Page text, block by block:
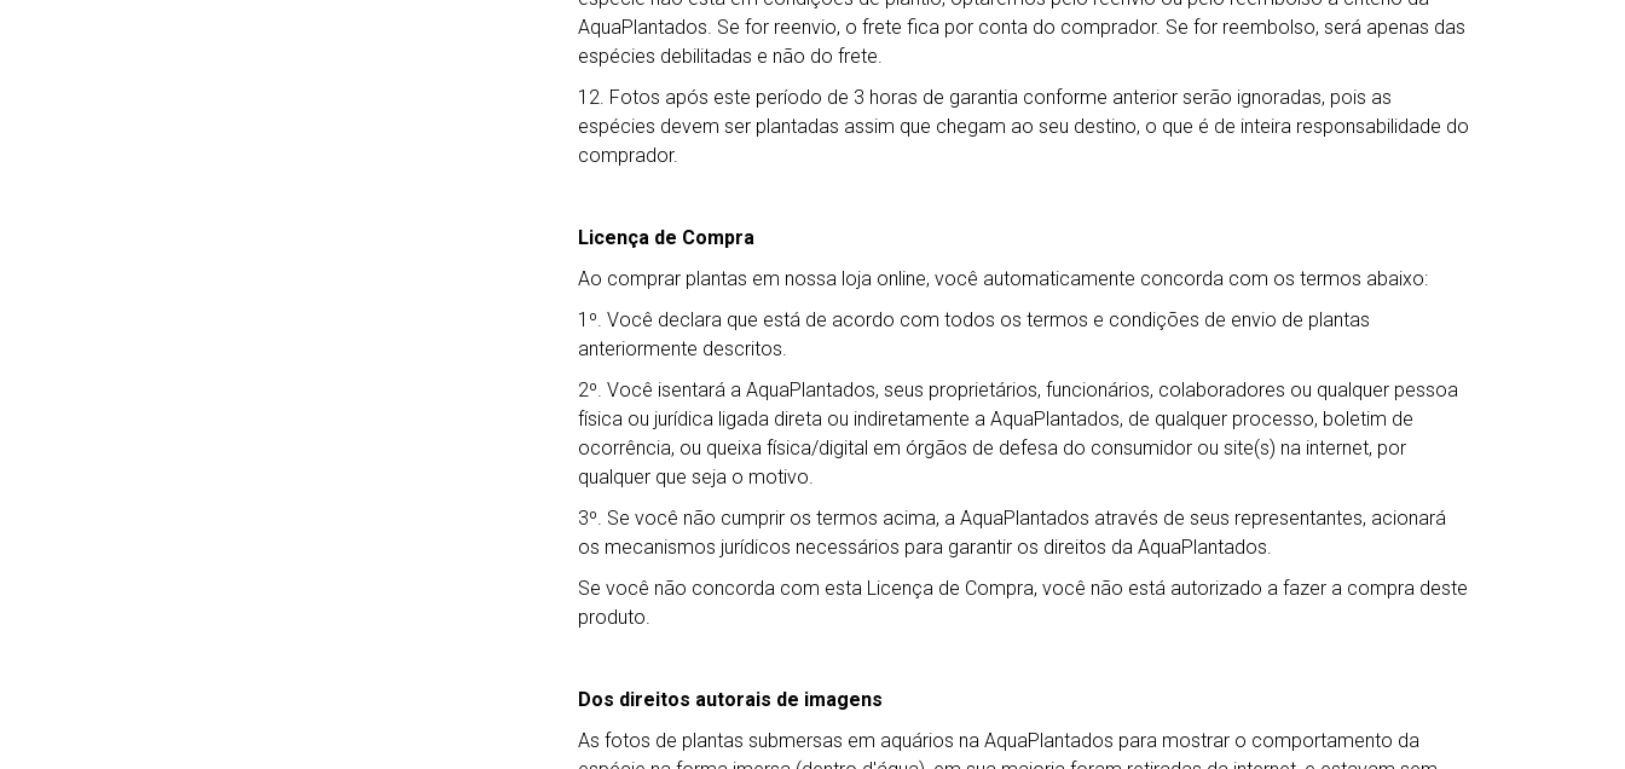
AquaPlantados. Se for reenvio, o frete fica por conta do comprador. Se for reembolso, será apenas das
espécies debilitadas e não do frete.
12. Fotos após este período de 3 horas de garantia conforme anterior serão ignoradas, pois as
espécies devem ser plantadas assim que chegam ao seu destino, o que é de inteira responsabilidade do
comprador.
Licença de Compra
Ao comprar plantas em nossa loja online, você automaticamente concorda com os termos abaixo:
1º. Você declara que está de acordo com todos os termos e condições de envio de plantas
anteriormente descritos.
2º. Você isentará a AquaPlantados, seus proprietários, funcionários, colaboradores ou qualquer pessoa
física ou jurídica ligada direta ou indiretamente a AquaPlantados, de qualquer processo, boletim de
ocorrência, ou queixa física/digital em órgãos de defesa do consumidor ou site(s) na internet, por
qualquer que seja o motivo.
3º. Se você não cumprir os termos acima, a AquaPlantados através de seus representantes, acionará
os mecanismos jurídicos necessários para garantir os direitos da AquaPlantados.
Se você não concorda com esta Licença de Compra, você não está autorizado a fazer a compra deste
produto.
Dos direitos autorais de imagens
As fotos de plantas submersas em aquários na AquaPlantados para mostrar o comportamento da